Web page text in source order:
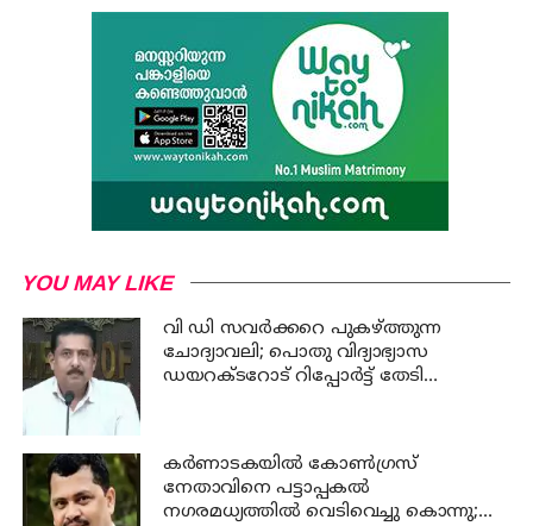
YOU MAY LIKE
വി ഡി സവര്‍ക്കറെ പുകഴ്ത്തുന്ന
ചോദ്യാവലി; പൊതു വിദ്യാഭ്യാസ
ഡയറക്ടറോട് റിപ്പോര്‍ട്ട് തേടി
കര്‍ണാടകയില്‍ കോണ്‍ഗ്രസ്
നേതാവിനെ പട്ടാപ്പകല്‍
നഗരമധ്യത്തില്‍ വെടിവെച്ചു കൊന്നു;